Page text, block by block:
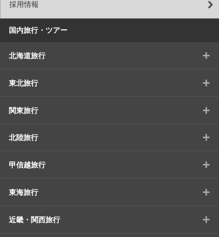
採用情報
国内旅行・ツアー
北海道旅行 +
東北旅行 +
関東旅行 +
北陸旅行 +
甲信越旅行 +
東海旅行 +
近畿・関西旅行 +